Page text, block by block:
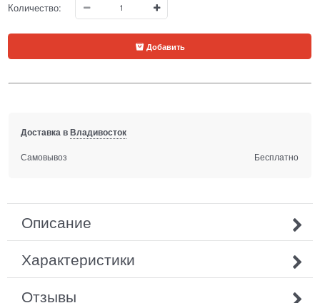
Количество:
Добавить
Доставка вВладивосток
Самовывоз Бесплатно
Описание
Характеристики
Отзывы